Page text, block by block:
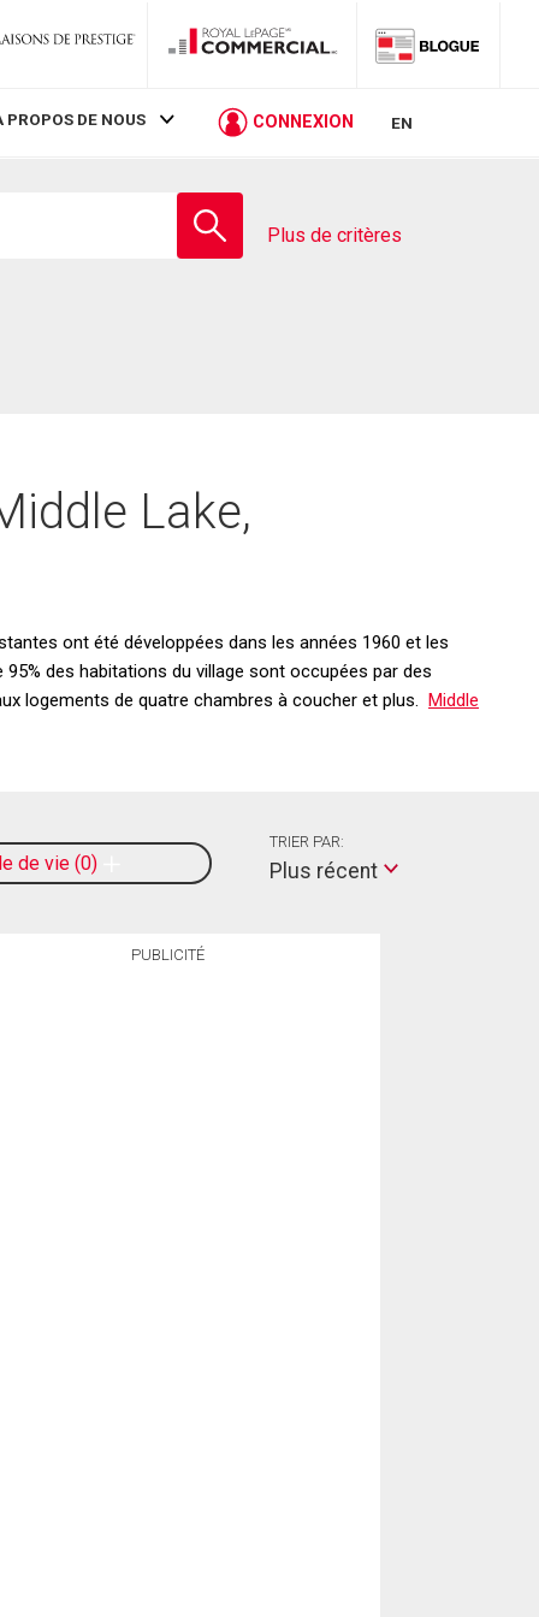
PROPOS DE NOUS CONNEXION EN
Plus de critères
Lake,
ont été développées dans les années 1960 et les
des habitations du village sont occupées par des
logements de quatre chambres à coucher et plus.
Middle
de vie 0
TRIER PAR:
Plus récent
PUBLICITÉ